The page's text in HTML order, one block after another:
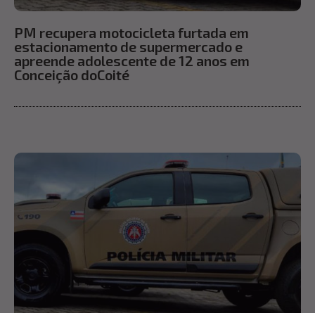
PM recupera motocicleta furtada em
estacionamento de supermercado e
apreende adolescente de 12 anos em
Conceição doCoité